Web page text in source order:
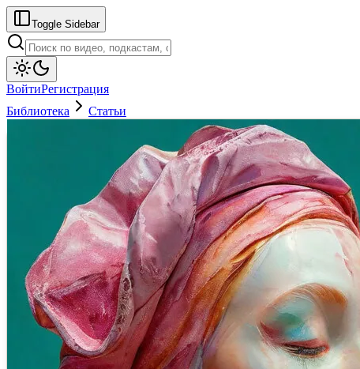
Toggle Sidebar
ВойтиРегистрация
Библиотека
Статьи